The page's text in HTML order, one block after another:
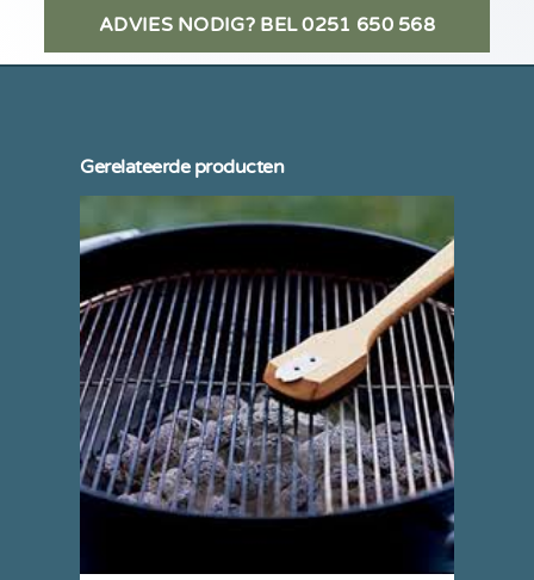
ADVIES NODIG? BEL 0251 650 568
Gerelateerde producten